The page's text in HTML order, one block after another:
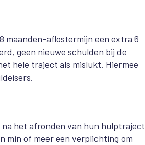
maanden-aflostermijn een extra 6
geen nieuwe schulden bij de
hele traject als mislukt. Hiermee
het afronden van hun hulptraject
min of meer een verplichting om